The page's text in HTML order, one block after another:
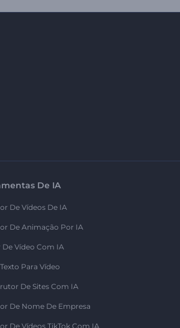
De IA
De Vídeos De IA
De Animação Por IA
De Vídeo Com IA
Para Vídeo
De Sites Com IA
De Nome De Empresa
De Vídeos TikTok Com IA